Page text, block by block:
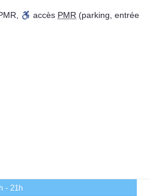
accès PMR (parking, entrée
- 21h